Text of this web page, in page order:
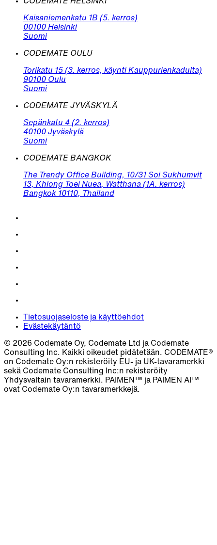
Kaisaniemenkatu 1B (5. kerros)
00100 Helsinki
Suomi
CODEMATE OULU
Torikatu 15 (3. kerros, käynti Kauppurienkadulta)
90100 Oulu
Suomi
CODEMATE JYVÄSKYLÄ
Sepänkatu 4 (2. kerros)
40100 Jyväskylä
Suomi
CODEMATE BANGKOK
The Trendy Office Building, 10/31 Soi Sukhumvit
13, Khlong Toei Nuea, Watthana (1A. kerros)
Bangkok 10110, Thailand
Tietosuojaseloste ja käyttöehdot
Evästekäytäntö
© 2026 Codemate Oy, Codemate Ltd ja Codemate
Consulting Inc. Kaikki oikeudet pidätetään. CODEMATE®
on Codemate Oy:n rekisteröity EU- ja UK-tavaramerkki
sekä Codemate Consulting Inc:n rekisteröity
Yhdysvaltain tavaramerkki. PAIMEN™ ja PAIMEN AI™
ovat Codemate Oy:n tavaramerkkejä.